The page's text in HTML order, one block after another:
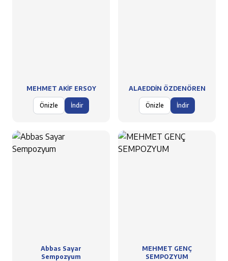
MEHMET AKİF ERSOY
Önizle İndir
ALAEDDİN ÖZDENÖREN
Önizle İndir
Abbas Sayar
Sempozyum
MEHMET GENÇ
SEMPOZYUM